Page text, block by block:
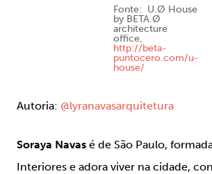
Fonte: U.Ø House
by BETA.Ø
architecture
office,
http://beta-
puntocero.com/u-
house/
Autoria: @lyranavasarquitetura
Soraya Navas é de São Paulo,
Interiores e adora viver na cidade,